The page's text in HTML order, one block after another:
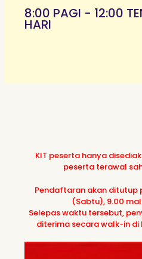
8:00 PAGI - 12:00
HARI
KIT peserta hanya
peserta terawal
Pendaftaran akan ditutup
(Sabtu), 9.00
Selepas waktu tersebut,
diterima secara walk-in di